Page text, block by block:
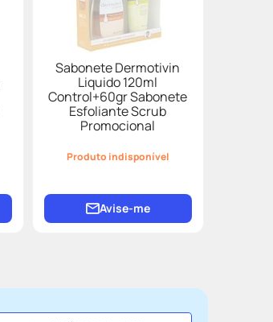
Sabonete Dermotivin
Liquido 120ml
Control+60gr Sabonete
Esfoliante Scrub
Promocional
Produto indisponível
Avise-me